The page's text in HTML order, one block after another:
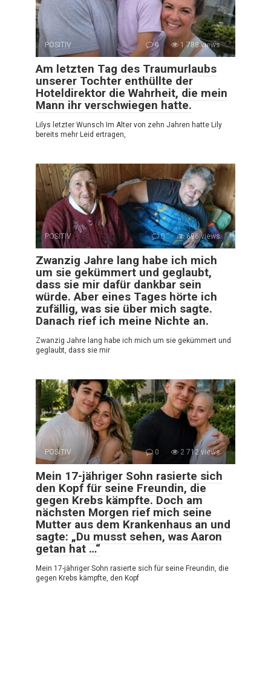
POSITIV 0 1 788 views
Am letzten Tag des Traumurlaubs
unserer Tochter enthüllte der
Hoteldirektor die Wahrheit, die mein
Mann ihr verschwiegen hatte.
Lilys letzter Wunsch Im Alter von zehn Jahren hatte Lily
bereits mehr Leid ertragen,
POSITIV 0 696 views
Zwanzig Jahre lang habe ich mich
um sie gekümmert und geglaubt,
dass sie mir dafür dankbar sein
würde. Aber eines Tages hörte ich
zufällig, was sie über mich sagte.
Danach rief ich meine Nichte an.
Zwanzig Jahre lang habe ich mich um sie gekümmert und
geglaubt, dass sie mir
POSITIV 0 2 712 views
Mein 17-jähriger Sohn rasierte sich
den Kopf für seine Freundin, die
gegen Krebs kämpfte. Doch am
nächsten Morgen rief mich seine
Mutter aus dem Krankenhaus an und
sagte: „Du musst sehen, was Aaron
getan hat …“
Mein 17-jähriger Sohn rasierte sich für seine Freundin, die
gegen Krebs kämpfte, den Kopf